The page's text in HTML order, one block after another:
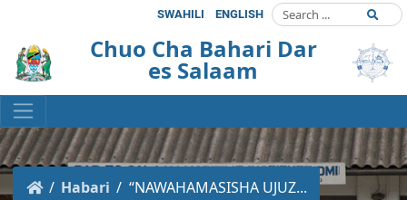
ENGLISH
SWAHILI
Chuo Cha Bahari Dar
es Salaam
Habari “NAWAHAMASISHA UJUZ...